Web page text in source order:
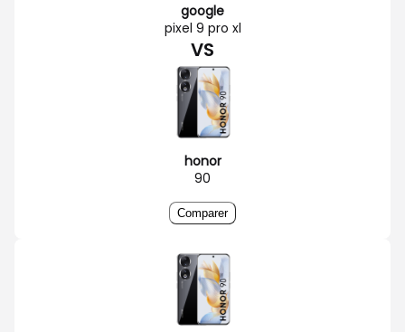
google
pixel 9 pro xl
VS
honor
90
Comparer